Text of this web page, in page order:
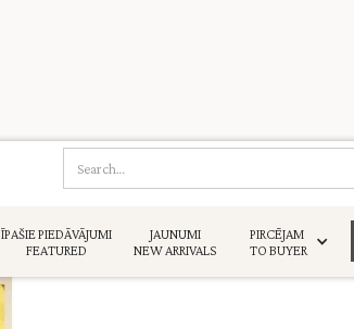
ĪPAŠIE PIEDĀVĀJUMI
FEATURED
JAUNUMI
NEW ARRIVALS
PIRCĒJAM
TO BUYER